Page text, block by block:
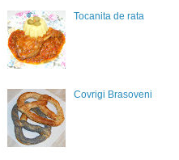
Tocanita de rata
Covrigi Brasoveni